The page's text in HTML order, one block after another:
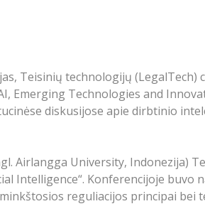
Teisinių technologijų
Emerging Technologies and
diskusijose apie dirbtinio
Airlangga University, Indonezija)
Intelligence“. Konferencijoje
reguliacijos principai